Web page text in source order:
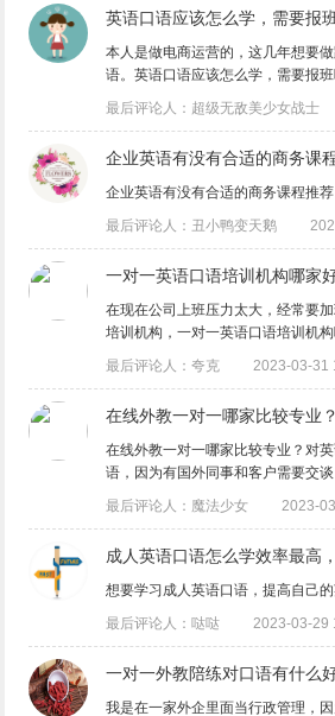
英语口语应该怎么学，需要报
本人是做电商运营的，这几年想要
语。英语口语应该怎么学，需要报
最后评论人：超级无敌美少女战士
企业英语有没有合适的商务课
企业英语有没有合适的商务课程推
最后评论人：丑小鸭变天鹅
一对一英语口语培训机构哪家
在现在公司上班压力太大，经常要
培训机构，一对一英语口语培训机
最后评论人：夸克
2023-03-31
在线外教一对一哪家比较专业
在线外教一对一哪家比较专业？对
语，因为有国外同事和客户需要交
最后评论人：魔法少女
2023-
成人英语口语怎么学效率最高
想要学习成人英语口语，提高自己
最后评论人：哒哒
2023-03-29
一对一外教陪练对口语有什么
我是在一家外企里面当行政管理，